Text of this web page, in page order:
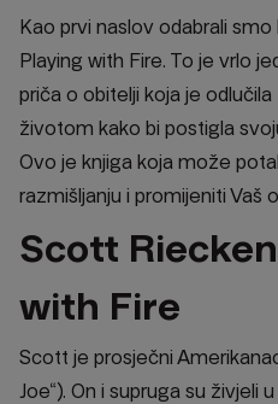
Kao prvi naslov odabrali
Playing with Fire. To je vrlo
priča o obitelji koja je
životom kako bi postigla
Ovo je knjiga koja može
razmišljanju i promijeniti Vaš
Scott
with Fire
Scott je prosječni
Joe“). On i supruga su živjeli